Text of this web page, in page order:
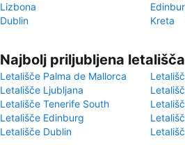
Lizbona
Dublin
Kreta
Najbolj priljubljena
Letališče Palma de Mallorca
Letališče Ljubljana
Letališče Tenerife South
Letališče Edinburg
Letališče Dublin